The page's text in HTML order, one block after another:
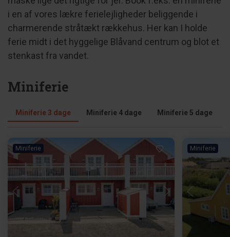
i en af vores lækre ferielejligheder beliggende i
charmerende stråtækt rækkehus. Her kan I holde
ferie midt i det hyggelige Blåvand centrum og blot et
stenkast fra vandet.
Miniferie
Miniferie 3 dage Miniferie 4 dage Miniferie 5 dage
Miniferie
Indlæser...
Miniferie